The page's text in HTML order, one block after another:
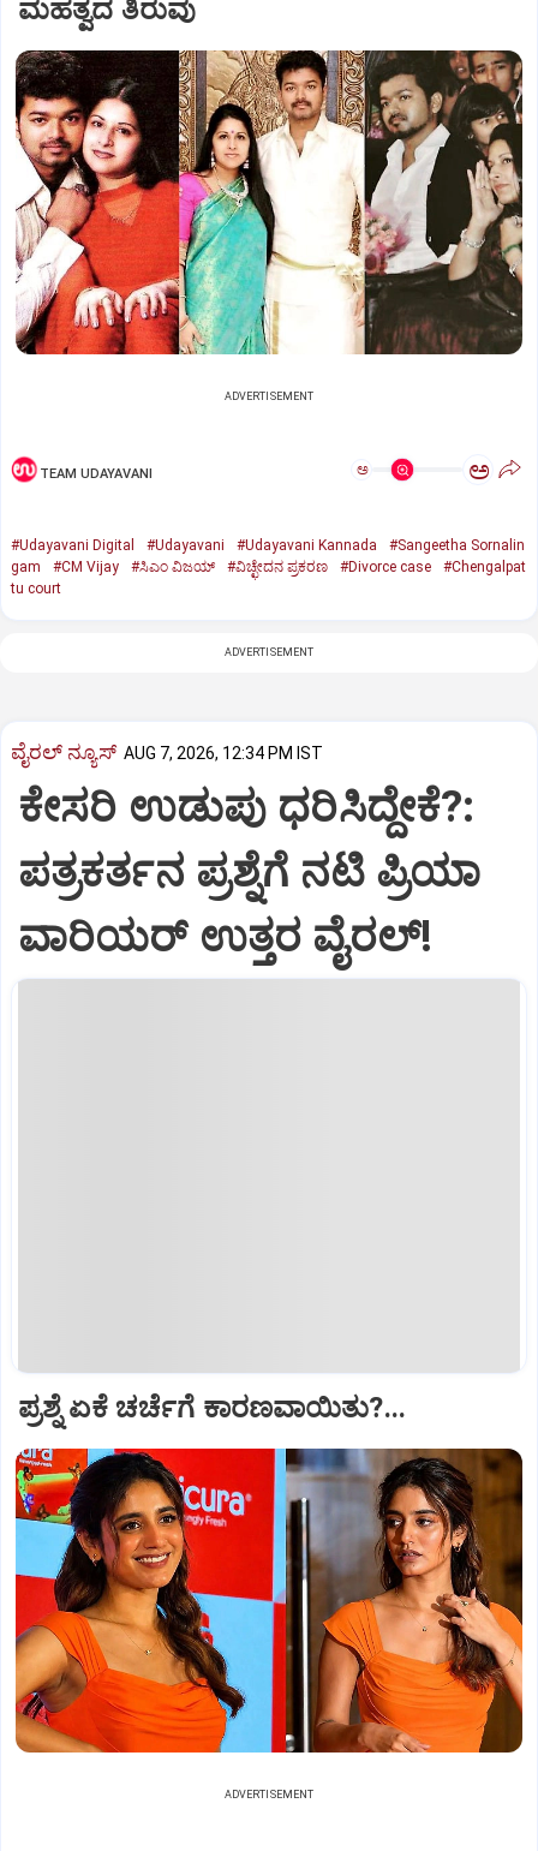
ಮಹತ್ವದ ತಿರುವು
ADVERTISEMENT
TEAM UDAYAVANI ಅ ಅ
#Udayavani Digital #Udayavani #Udayavani Kannada
#Sangeetha Sornalin
gam
#CM Vijay #ಸಿಎಂ ವಿಜಯ್‌ #ವಿಚ್ಛೇದನ ಪ್ರಕರಣ #Divorce case
#Chengalpat
tu court
ADVERTISEMENT
ವೈರಲ್ ನ್ಯೂಸ್ AUG 7, 2026, 12:34 PM IST
ಕೇಸರಿ ಉಡುಪು ಧರಿಸಿದ್ದೇಕೆ?:
ಪತ್ರಕರ್ತನ ಪ್ರಶ್ನೆಗೆ ನಟಿ ಪ್ರಿಯಾ
ವಾರಿಯರ್ ಉತ್ತರ ವೈರಲ್!
ಪ್ರಶ್ನೆ ಏಕೆ ಚರ್ಚೆಗೆ ಕಾರಣವಾಯಿತು?...
ADVERTISEMENT